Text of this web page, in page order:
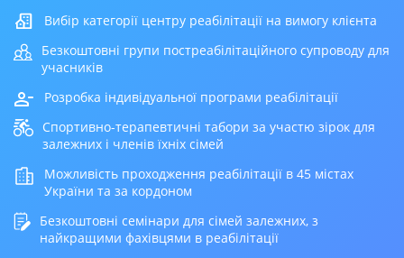
Вибір категорії центру реабілітації на вимогу клієнта
Безкоштовні групи постреабілітаційного супроводу для
учасників
Розробка індивідуальної програми реабілітації
Спортивно-терапевтичні табори за участю зірок для
залежних і членів їхніх сімей
Можливість проходження реабілітації в 45 містах
України та за кордоном
Безкоштовні семінари для сімей залежних, з
найкращими фахівцями в реабілітації